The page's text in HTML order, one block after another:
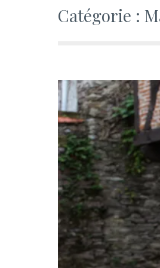
Catégorie :